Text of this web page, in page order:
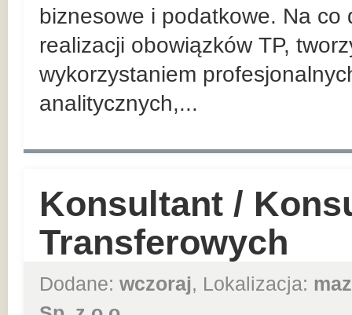
biznesowe i podatkowe. Na
realizacji obowiązków TP,
wykorzystaniem
analitycznych,...
Konsultant /
Transferowych
Dodane: wczoraj, Lokalizacja: